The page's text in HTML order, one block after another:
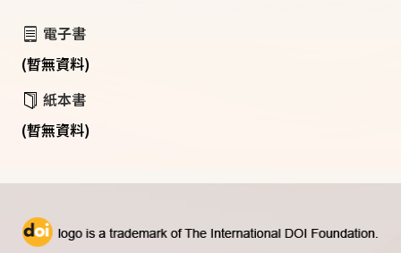
電子書
(暫無資料)
紙本書
(暫無資料)